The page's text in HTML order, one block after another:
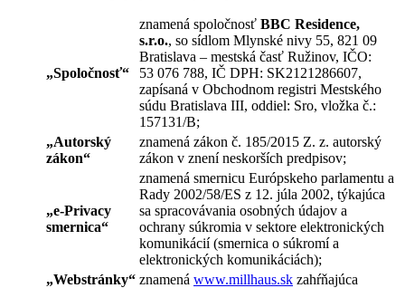
„Spoločnosť“
znamená spoločnosť BBC Residence,
s.r.o., so sídlom Mlynské nivy 55, 821 09
Bratislava – mestská časť Ružinov, IČO:
53 076 788, IČ DPH: SK2121286607,
zapísaná v Obchodnom registri Mestského
súdu Bratislava III, oddiel: Sro, vložka č.:
157131/B;
„Autorský
zákon“
znamená zákon č. 185/2015 Z. z. autorský
zákon v znení neskorších predpisov;
„e-Privacy
smernica“
znamená smernicu Európskeho parlamentu a
Rady 2002/58/ES z 12. júla 2002, týkajúca
sa spracovávania osobných údajov a
ochrany súkromia v sektore elektronických
komunikácií (smernica o súkromí a
elektronických komunikáciách);
„Webstránky“ znamená www.millhaus.sk zahŕňajúca